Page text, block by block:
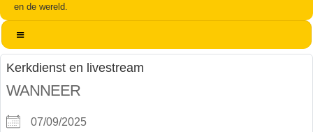
en de wereld.
Kerkdienst en livestream
WANNEER
07/09/2025